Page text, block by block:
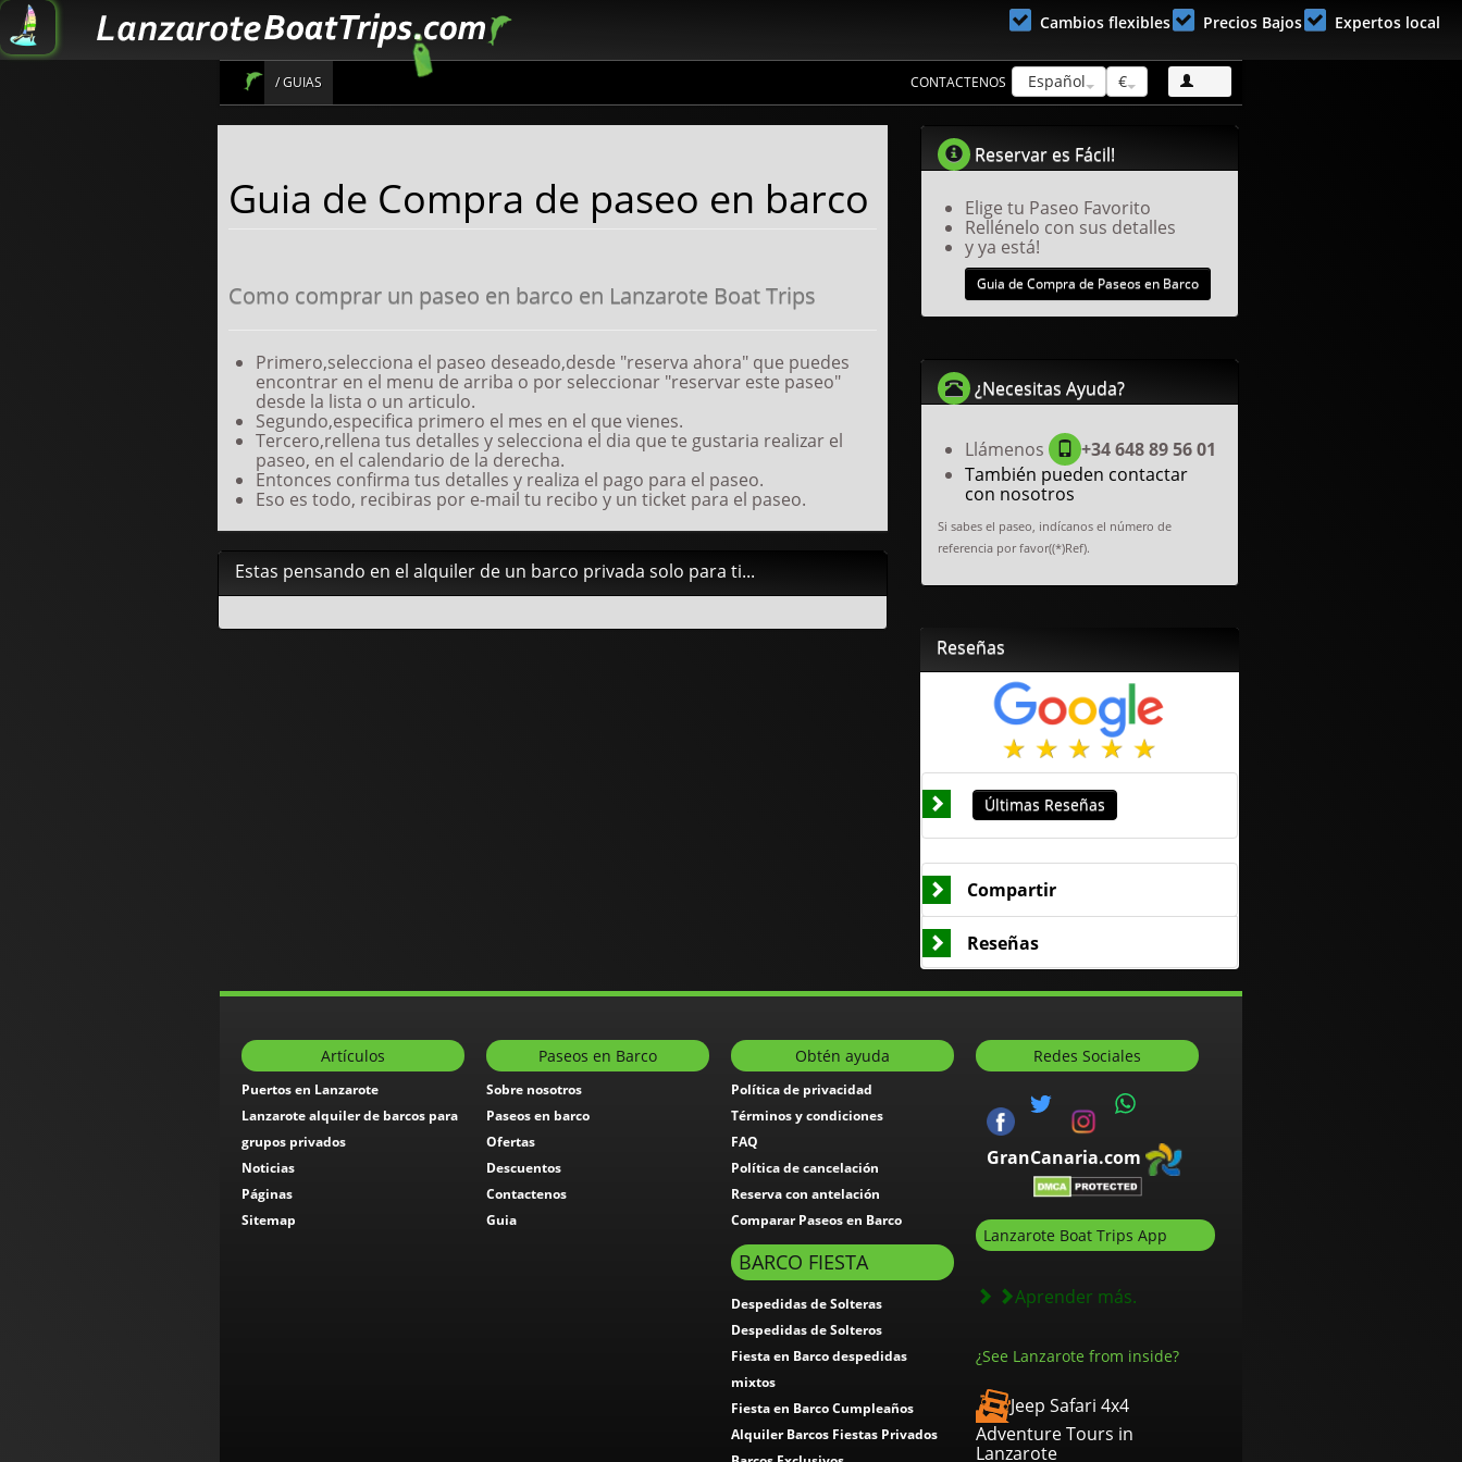
Cambios flexibles Precios Bajos Expertos local
/ GUIAS CONTACTENOS Español €
Informaté de los Paseos en Barco?
Guia de Compra de paseo en barco
Como comprar un paseo en barco en Lanzarote Boat Trips
Primero,selecciona el paseo deseado,desde "reserva ahora" que puedes
encontrar en el menu de arriba o por seleccionar "reservar este paseo"
desde la lista o un articulo.
Segundo,especifica primero el mes en el que vienes.
Tercero,rellena tus detalles y selecciona el dia que te gustaria realizar el
paseo, en el calendario de la derecha.
Entonces confirma tus detalles y realiza el pago para el paseo.
Eso es todo, recibiras por e-mail tu recibo y un ticket para el paseo.
Estas pensando en el alquiler de un barco privada solo para ti...
Reservar es Fácil!
Elige tu Paseo Favorito
Rellénelo con sus detalles
y ya está!
Guia de Compra de Paseos en Barco
¿Necesitas Ayuda?
Llámenos
+34 648 89 56 01
También pueden contactar
con nosotros
Si sabes el paseo, indícanos el número de
referencia por favor((*)Ref).
Reseñas
Últimas Reseñas
Compartir
Reseñas
Artículos
Puertos en Lanzarote
Lanzarote alquiler de barcos para
grupos privados
Noticias
Páginas
Sitemap
Paseos en Barco
Sobre nosotros
Paseos en barco
Ofertas
Descuentos
Contactenos
Guia
Obtén ayuda
Política de privacidad
Términos y condiciones
FAQ
Política de cancelación
Reserva con antelación
Comparar Paseos en Barco
BARCO FIESTA
Despedidas de Solteras
Despedidas de Solteros
Fiesta en Barco despedidas
mixtos
Fiesta en Barco Cumpleaños
Alquiler Barcos Fiestas Privados
Redes Sociales
GranCanaria.com
Lanzarote Boat Trips App
Aprender más.
¿See Lanzarote from inside?
Jeep Safari 4x4
Adventure Tours in
Lanzarote